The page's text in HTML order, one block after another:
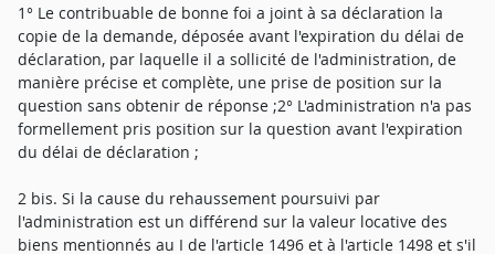
1° Le contribuable de bonne foi a joint à sa déclaration la
copie de la demande, déposée avant l'expiration du délai de
déclaration, par laquelle il a sollicité de l'administration, de
manière précise et complète, une prise de position sur la
question sans obtenir de réponse ;2° L'administration n'a pas
formellement pris position sur la question avant l'expiration
du délai de déclaration ;
2 bis. Si la cause du rehaussement poursuivi par
l'administration est un différend sur la valeur locative des
biens mentionnés au I de l'article 1496 et à l'article 1498 et s'il